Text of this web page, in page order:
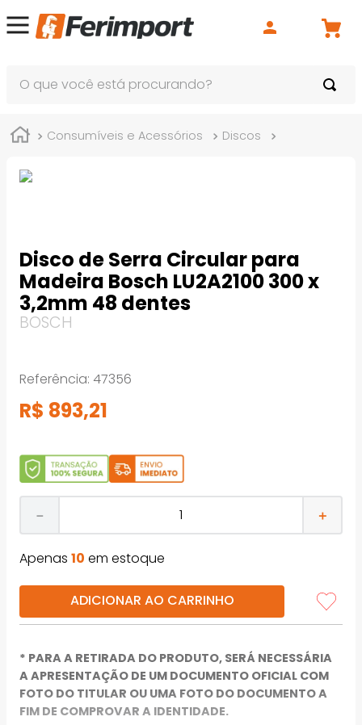
Consumíveis e Acessórios Discos
Disco de Serra Circular para
Madeira Bosch LU2A2100 300 x
3,2mm 48 dentes
BOSCH
Referência: 47356
R$ 893,21
＋
－
Apenas 10 em estoque
ADICIONAR AO CARRINHO
* PARA A RETIRADA DO PRODUTO, SERÁ NECESSÁRIA
A APRESENTAÇÃO DE UM DOCUMENTO OFICIAL COM
FOTO DO TITULAR OU UMA FOTO DO DOCUMENTO A
FIM DE COMPROVAR A IDENTIDADE.